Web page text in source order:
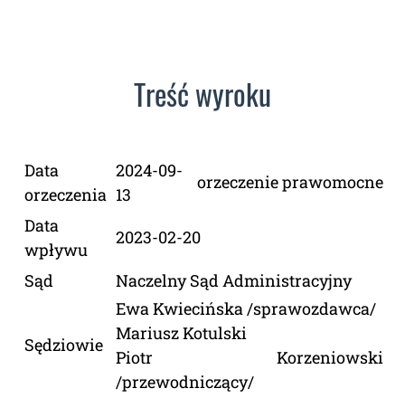
Treść wyroku
Data
orzeczenia
2024-09-
13
orzeczenie prawomocne
Data
wpływu
2023-02-20
Sąd
Naczelny Sąd Administracyjny
Sędziowie
Ewa Kwiecińska /sprawozdawca/
Mariusz Kotulski
Piotr Korzeniowski
/przewodniczący/